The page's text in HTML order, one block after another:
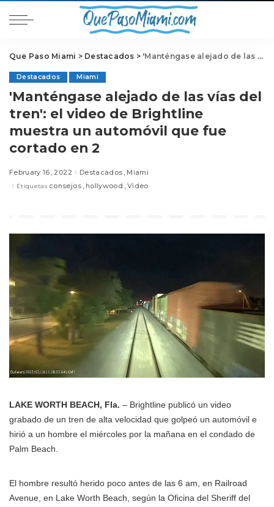
Que Paso Miami > Destacados > 'Manténgase alejado de las vías del tren': el video de Brightline muestra un automóvil que fue cortado en 2
Destacados Miami
'Manténgase alejado de las vías del
tren': el video de Brightline
muestra un automóvil que fue
cortado en 2
February 16, 2022 Destacados Miami
Etiquetas consejos hollywood Video
LAKE WORTH BEACH, Fla. – Brightline publicó un video
grabado de un tren de alta velocidad que golpeó un automóvil e
hirió a un hombre el miércoles por la mañana en el condado de
Palm Beach.
El hombre resultó herido poco antes de las 6 am, en Railroad
Avenue, en Lake Worth Beach, según la Oficina del Sheriff del